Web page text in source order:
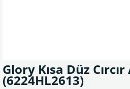
Glory Kısa Düz
(6224HL2613)